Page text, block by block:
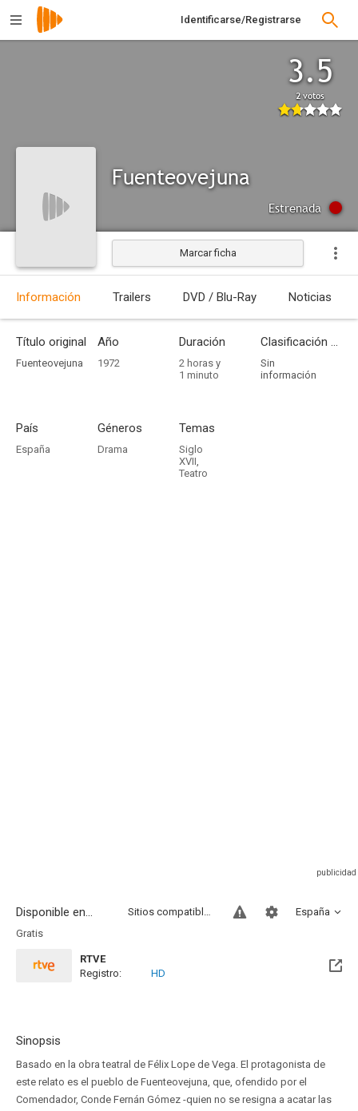
Identificarse/Registrarse
3.5
2 votos
Fuenteovejuna
Estrenada
Marcar ficha
Información Trailers DVD / Blu-Ray Noticias
Título original
Fuenteovejuna
Año
1972
Duración
2 horas y
1 minuto
Clasificación por edades
Sin
información
País
España
Géneros
Drama
Temas
Siglo
XVII,
Teatro
Disponible en... España
Sitios compatibles
Gratis
RTVE
Registro:
HD
Sinopsis
Basado en la obra teatral de Félix Lope de Vega. El protagonista de
este relato es el pueblo de Fuenteovejuna, que, ofendido por el
Comendador, Conde Fernán Gómez -quien no se resigna a acatar las